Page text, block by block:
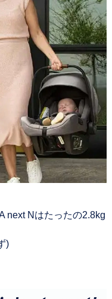
next Nはたったの2.8kg
)